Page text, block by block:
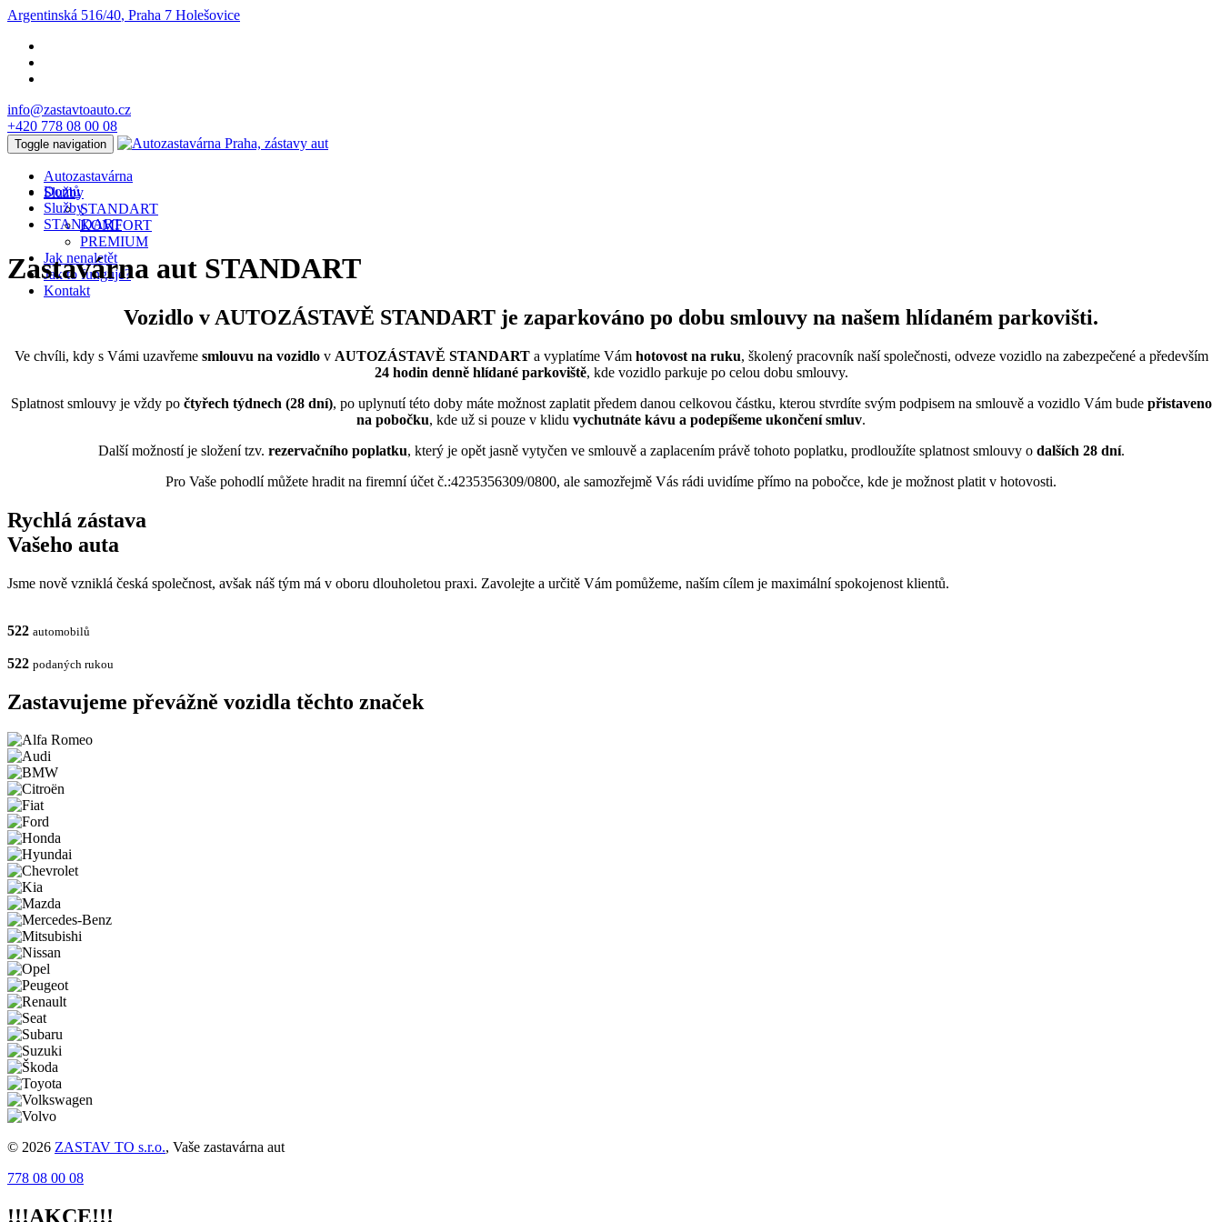
Argentinská 516/40, Praha 7 Holešovice
info@zastavtoauto.cz
+420 778 08 00 08
Toggle navigation
Autozastavárna
Služby
STANDART
KOMFORT
PREMIUM
Jak nenaletět
Jak to funguje?
Kontakt
Domů
Služby
STANDART
Zastavárna aut STANDART
Vozidlo v AUTOZÁSTAVĚ STANDART je zaparkováno po dobu smlouvy na našem hlídaném parkovišti.
Ve chvíli, kdy s Vámi uzavřeme smlouvu na vozidlov AUTOZÁSTAVĚ STANDARTa vyplatíme Vám hotovost na ruku, školený pracovník naší společnosti, odveze vozidlo na zabezpečené a především
24 hodin denně hlídané parkoviště, kde vozidlo parkuje po celou dobu smlouvy.
Splatnost smlouvy je vždy po čtyřech týdnech (28 dní), po uplynutí této doby máte možnost zaplatit předem danou celkovou částku, kterou stvrdíte svým podpisem na smlouvě a vozidlo Vám bude přistaveno
na pobočku, kde už si pouze v klidu vychutnáte kávu a podepíšeme ukončení smluv.
Další možností je složení tzv. rezervačního poplatku, který je opět jasně vytyčen ve smlouvě a zaplacením právě tohoto poplatku, prodloužíte splatnost smlouvy o dalších 28 dní.
Pro Vaše pohodlí můžete hradit na firemní účet č.:4235356309/0800, ale samozřejmě Vás rádi uvidíme přímo na pobočce, kde je možnost platit v hotovosti.
Rychlá zástava
Vašeho auta
Jsme nově vzniklá česká společnost, avšak náš tým má v oboru dlouholetou praxi. Zavolejte a určitě Vám pomůžeme, naším cílem je maximální spokojenost klientů.
522 automobilů
522 podaných rukou
Zastavujeme převážně vozidla těchto značek
© 2026 ZASTAV TO s.r.o., Vaše zastavárna aut
778 08 00 08
!!!AKCE!!!